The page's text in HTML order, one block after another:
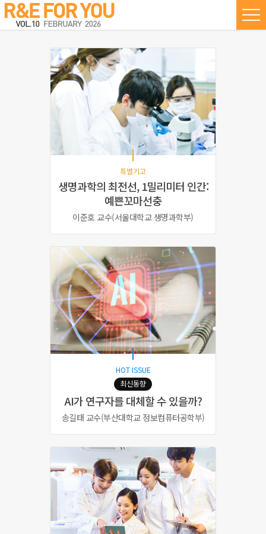
특별기고
생명과학의 최전선,1밀리미터 인간:
예쁜꼬마선충
이준호 교수(서울대학교 생명과학부)
HOT ISSUE
최신동향
AI가 연구자를 대체할 수 있을까?
송길태 교수(부산대학교 정보컴퓨터공학부)